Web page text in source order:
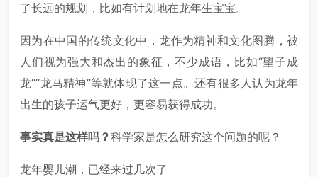
了长远的规划，比如有计划地在龙年生宝宝。
因为在中国的传统文化中，龙作为精神和文化图腾，被
人们视为强大和杰出的象征，不少成语，比如“望子成
龙”“龙马精神”等就体现了这一点。还有很多人认为龙年
出生的孩子运气更好，更容易获得成功。
事实真是这样吗？科学家是怎么研究这个问题的呢？
龙年婴儿潮，已经来过几次了